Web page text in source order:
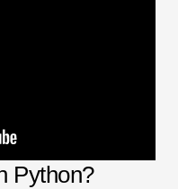
Python?